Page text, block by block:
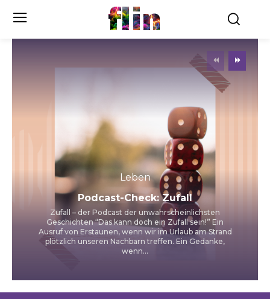
flin
Leben
Podcast-Check: Zufall
Zufall – der Podcast der unwahrscheinlichsten
Geschichten “Das kann doch ein Zufall sein!” Ein
Ausruf von Erstaunen, wenn wir im Urlaub am Strand
plötzlich unseren Nachbarn treffen. Ein Gedanke,
wenn...